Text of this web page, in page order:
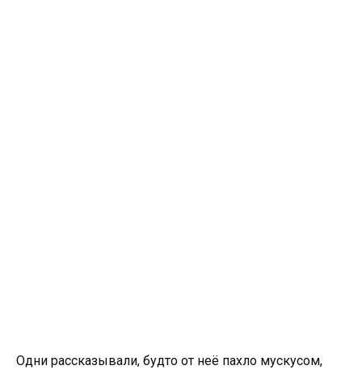
Одни рассказывали, будто от неё пахло мускусом,